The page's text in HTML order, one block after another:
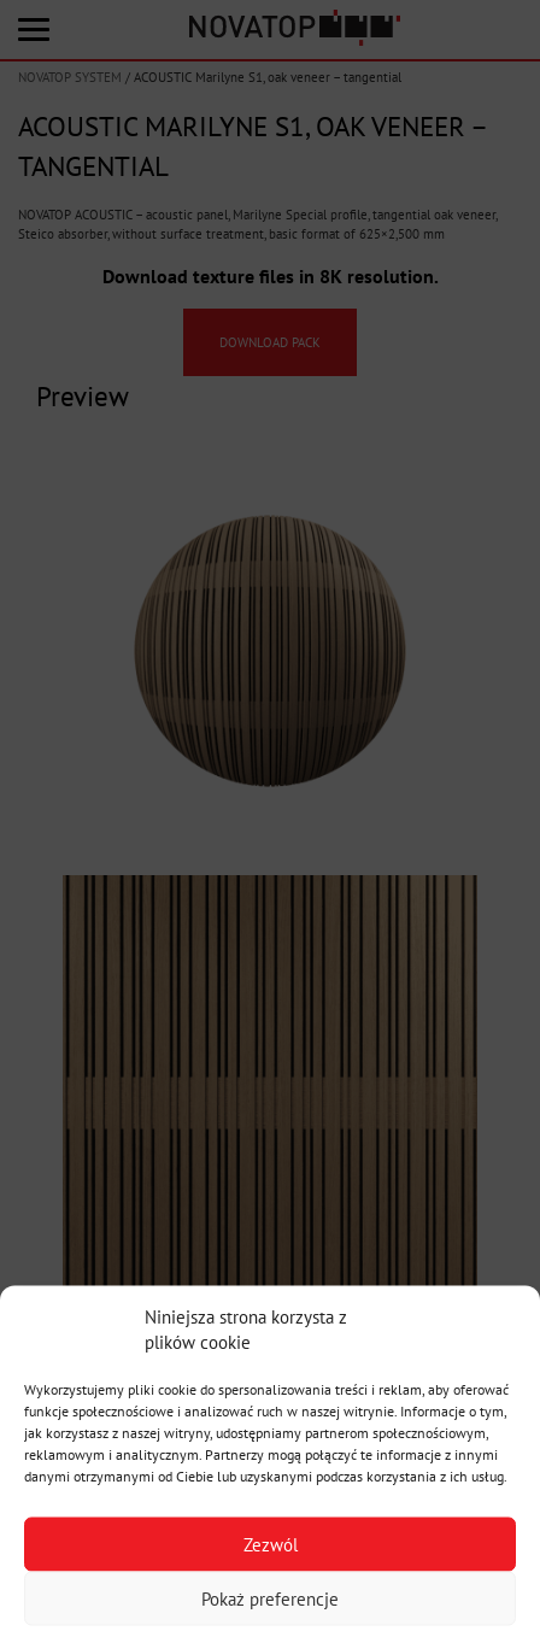
Niniejsza strona korzysta z
plików cookie
Wykorzystujemy pliki cookie do spersonalizowania treści i reklam, aby oferować
funkcje społecznościowe i analizować ruch w naszej witrynie. Informacje o tym,
jak korzystasz z naszej witryny, udostępniamy partnerom społecznościowym,
reklamowym i analitycznym. Partnerzy mogą połączyć te informacje z innymi
danymi otrzymanymi od Ciebie lub uzyskanymi podczas korzystania z ich usług.
Zezwól
Pokaż preferencje
NOVATOP SYSTEM / ACOUSTIC Marilyne S1, oak veneer – tangential
ACOUSTIC MARILYNE S1, OAK VENEER –
TANGENTIAL
NOVATOP ACOUSTIC – acoustic panel, Marilyne Special profile, tangential oak veneer,
Steico absorber, without surface treatment, basic format of 625×2,500 mm
Download texture files in 8K resolution.
DOWNLOAD PACK
Preview